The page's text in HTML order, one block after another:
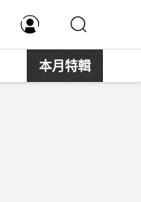
本月特輯